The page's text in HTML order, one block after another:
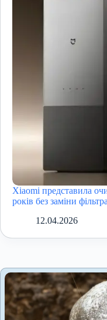
Xiaomi представила
років без заміни фільтра
12.04.2026